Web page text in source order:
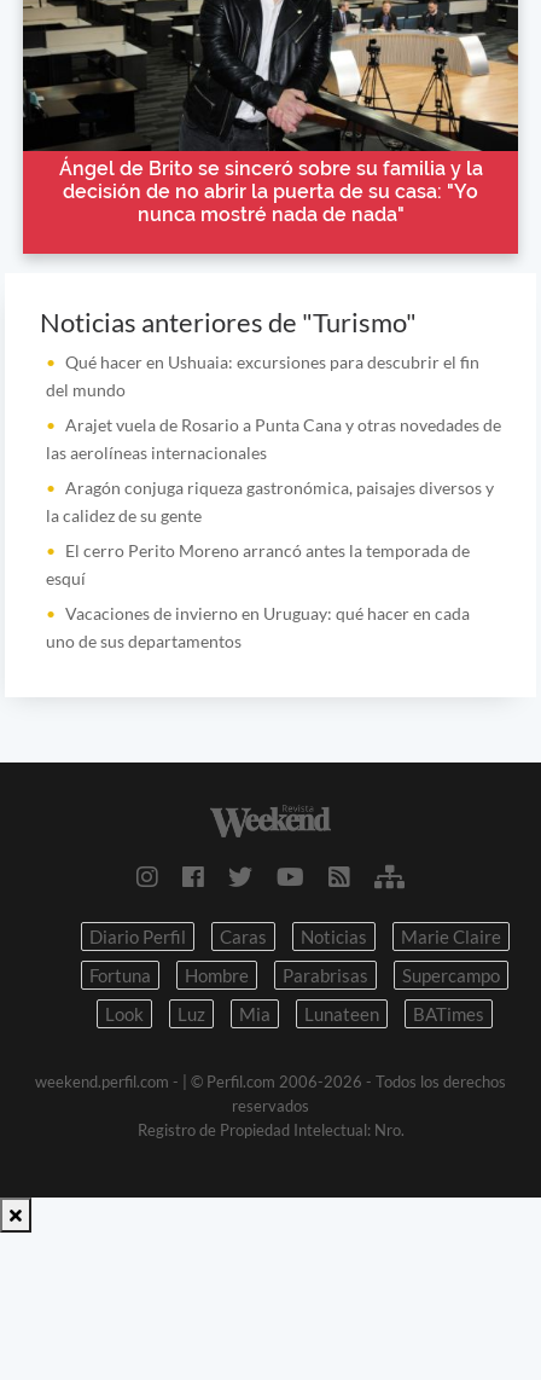
Ángel de Brito se sinceró sobre su familia y la
decisión de no abrir la puerta de su casa: "Yo
nunca mostré nada de nada"
Noticias anteriores de "Turismo"
Qué hacer en Ushuaia: excursiones para descubrir el fin
del mundo
Arajet vuela de Rosario a Punta Cana y otras novedades de
las aerolíneas internacionales
Aragón conjuga riqueza gastronómica, paisajes diversos y
la calidez de su gente
El cerro Perito Moreno arrancó antes la temporada de
esquí
Vacaciones de invierno en Uruguay: qué hacer en cada
uno de sus departamentos
Diario Perfil Caras Noticias
Marie Claire
Fortuna
Hombre Parabrisas
Supercampo
Look
Luz Mia Lunateen BATimes
weekend.perfil.com -
| © Perfil.com 2006-2026 - Todos los derechos
reservados
Registro de Propiedad Intelectual: Nro.